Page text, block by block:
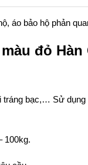
áo bảo hộ phản
đỏ Hàn
bạc,… Sử
100kg.